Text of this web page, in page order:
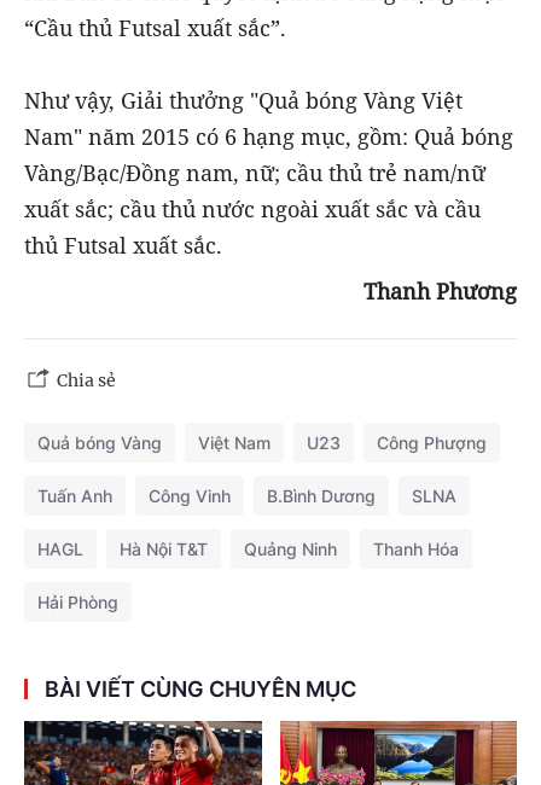
“Cầu thủ Futsal xuất sắc”.
Như vậy, Giải thưởng "Quả bóng Vàng Việt
Nam" năm 2015 có 6 hạng mục, gồm: Quả bóng
Vàng/Bạc/Đồng nam, nữ; cầu thủ trẻ nam/nữ
xuất sắc; cầu thủ nước ngoài xuất sắc và cầu
thủ Futsal xuất sắc.
Thanh Phương
Chia sẻ
Quả bóng Vàng Việt Nam U23 Công Phượng
Tuấn Anh Công Vinh B.Bình Dương SLNA
HAGL Hà Nội T&T Quảng Ninh Thanh Hóa
Hải Phòng
BÀI VIẾT CÙNG CHUYÊN MỤC